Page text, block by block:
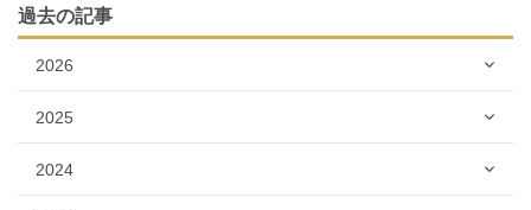
過去の記事
2026
2025
2024